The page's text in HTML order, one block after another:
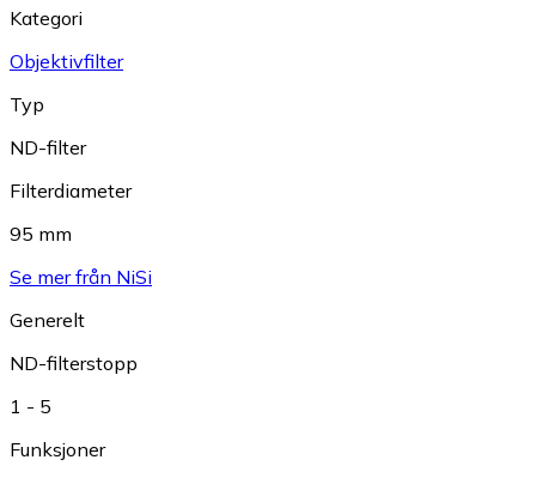
Kategori
Objektivfilter
Typ
ND-filter
Filterdiameter
95 mm
Se mer från NiSi
Generelt
ND-filterstopp
1 - 5
Funksjoner